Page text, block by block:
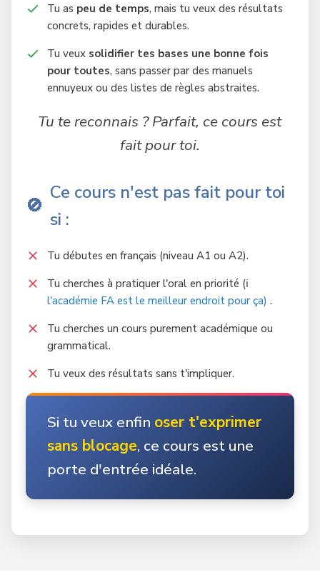
Tu as peu de temps, mais tu veux des résultats
concrets, rapides et durables.
Tu veux solidifier tes bases une bonne fois
pour toutes, sans passer par des manuels
ennuyeux ou des listes de règles abstraites.
Tu te reconnais ? Parfait, ce cours est
fait pour toi.
🚫
Ce cours n'est pas fait pour toi
si :
Tu débutes en français (niveau A1 ou A2).
Tu cherches à pratiquer l'oral en priorité (ℹ️
l'académie FA est le meilleur endroit pour ça).
Tu cherches un cours purement académique ou
grammatical.
Tu veux des résultats sans t'impliquer.
Si tu veux enfin oser t'exprimer
sans blocage, ce cours est une
porte d'entrée idéale.